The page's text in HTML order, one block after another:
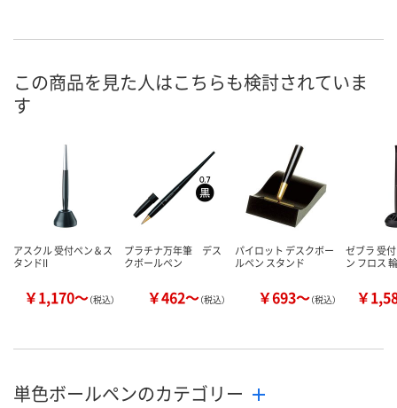
この商品を見た人はこちらも検討されていま
す
アスクル 受付ペン＆ス
タンドII
￥1,170～（税込）
プラチナ万年筆 デス
クボールペン
￥462～（税込）
パイロット デスクボー
ルペン スタンド
￥693～（税込）
ゼブラ 受
ン フロス
￥
単色ボールペンのカテゴリー